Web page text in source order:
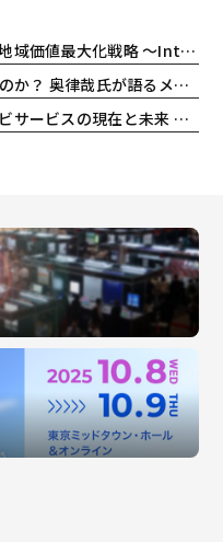
化戦略 〜Inter BEE 2025 レポート
るメディアの変遷と「最終周」の結論
と未来 ～Inter BEE 2025 レポート